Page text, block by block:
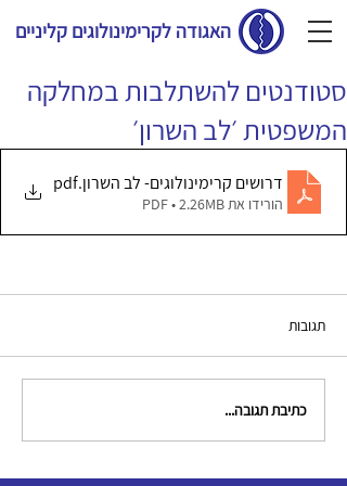
האגודה לקרימינולוגים קליניים
סטודנטים להשתלבות במחלקה
המשפטית ׳לב השרון׳
דרושים קרימינולוגים- לב השרון.pdf
הורידו את PDF • 2.26MB
תגובות
כתיבת תגובה...